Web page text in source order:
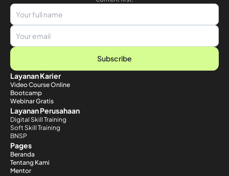
Subscribe
Layanan Karier
Video Course Online
Bootcamp
Webinar Gratis
Layanan Perusahaan
Digital Skill Training
Soft Skill Training
BNSP
Pages
Beranda
Tentang Kami
Mentor